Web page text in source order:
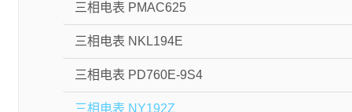
三相电表 PMAC625
三相电表 NKL194E
三相电表 PD760E-9S4
三相电表 NY192Z